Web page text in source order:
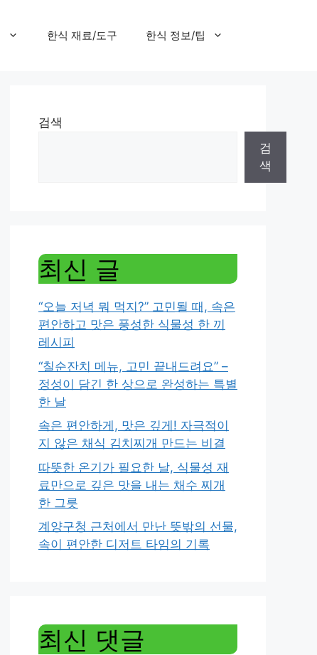
한식 재료/도구 한식 정보/팁
검색
검
색
최신 글
“오늘 저녁 뭐 먹지?” 고민될 때, 속은
편안하고 맛은 풍성한 식물성 한 끼
레시피
“칠순잔치 메뉴, 고민 끝내드려요” –
정성이 담긴 한 상으로 완성하는 특별
한 날
속은 편안하게, 맛은 깊게! 자극적이
지 않은 채식 김치찌개 만드는 비결
따뜻한 온기가 필요한 날, 식물성 재
료만으로 깊은 맛을 내는 채수 찌개
한 그릇
계양구청 근처에서 만난 뜻밖의 선물,
속이 편안한 디저트 타임의 기록
최신 댓글